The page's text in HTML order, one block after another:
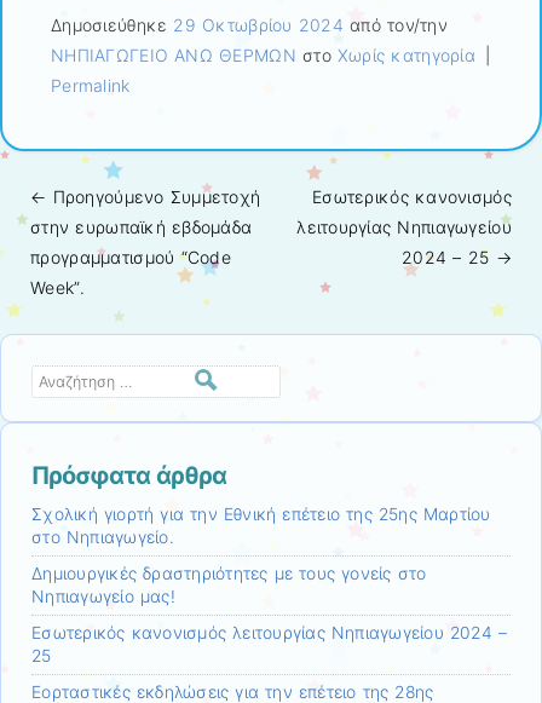
Δημοσιεύθηκε 29 Οκτωβρίου 2024 από τον/την
ΝΗΠΙΑΓΩΓΕΙΟ ΑΝΩ ΘΕΡΜΩΝ στο Χωρίς κατηγορία
Permalink
Πλοήγηση άρθρων
← Προηγούμενo Συμμετοχή
στην ευρωπαϊκή εβδομάδα
προγραμματισμού “Code
Week”.
Εσωτερικός κανονισμός
λειτουργίας Νηπιαγωγείου
2024 – 25 →
Αναζήτηση
Πρόσφατα άρθρα
Σχολική γιορτή για την Εθνική επέτειο της 25ης Μαρτίου
στο Νηπιαγωγείο.
Δημιουργικές δραστηριότητες με τους γονείς στο
Νηπιαγωγείο μας!
Εσωτερικός κανονισμός λειτουργίας Νηπιαγωγείου 2024 –
25
Εορταστικές εκδηλώσεις για την επέτειο της 28ης